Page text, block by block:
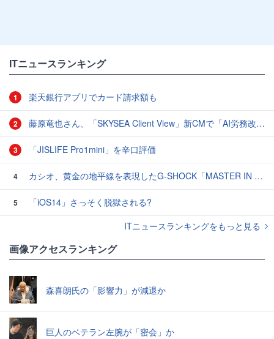
ITニュースランキング
1 楽天銀行アプリでカード請求額も
2 藤原竜也さん、「SKYSEA Client View」新CMで「AI労務改善」をアピール 働き方をAIが分析したら「すぐに休んで」と言われる？
3 「JISLIFE Pro1mini」を辛口評価
4 カシオ、黄金の地平線を表現したG-SHOCK「MASTER IN HORIZON GOLD」3モデル
5
「iOS14」さっそく脱獄される?
ITニュースランキングをもっと見る
画像アクセスランキング
森喜朗氏の「影響力」が減退か
巨人のベテラン左腕が「密会」か